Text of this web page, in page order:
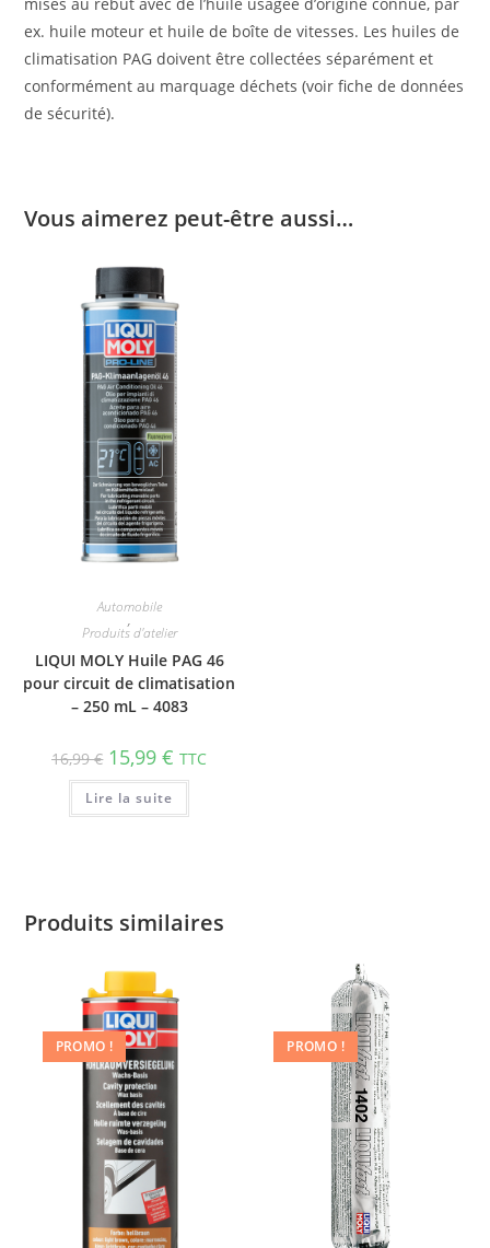
ex. huile moteur et huile de boîte de vitesses. Les huiles de
climatisation PAG doivent être collectées séparément et
conformément au marquage déchets (voir fiche de données
de sécurité).
Vous aimerez peut-être aussi…
Automobile
,
Produits d'atelier
LIQUI MOLY Huile PAG 46
pour circuit de clima­ti­sa­tion
– 250 mL – 4083
16,99€ 15,99€ TTC
Lire la suite
Produits similaires
PROMO ! PROMO !